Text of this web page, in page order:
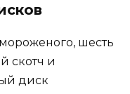
шесть
скотч и
диск